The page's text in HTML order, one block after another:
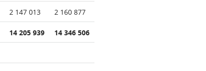
2 147 013 2 160 877
14 205 939 14 346 506